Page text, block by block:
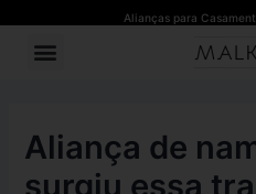
Alianças para
Menu
Aliança de
surgiu essa